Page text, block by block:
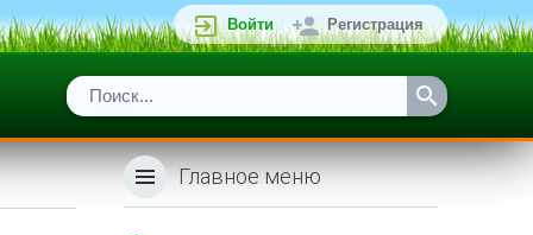
Войти Регистрация
Главное меню